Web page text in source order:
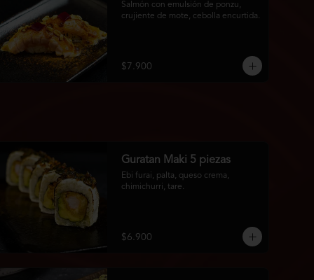
Salmón con emulsión de ponzu,
crujiente de mote, cebolla encurtida.
$7.900
Guratan Maki 5 piezas
Ebi furai, palta, queso crema,
chimichurri, tare.
$6.900